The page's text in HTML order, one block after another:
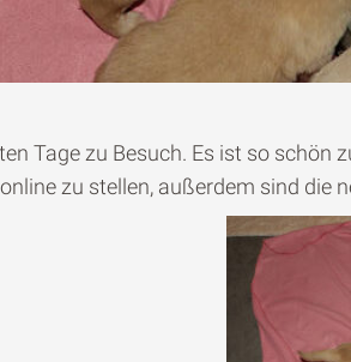
Tage zu Besuch. Es ist so schön
zu stellen, außerdem sind die